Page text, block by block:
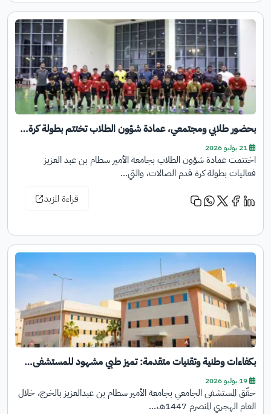
بحضور طلابي ومجتمعي، عمادة شؤون الطلاب تختتم بطولة كرة…
21 يوليو 2026
اختتمت عمادة شؤون الطلاب بجامعة الأمير سطام بن عبد العزيز
فعاليات بطولة كرة قدم الصالات، والتي…
قراءة المزيد
بكفاءات وطنية وتقنيات متقدمة: تميز طبي مشهود للمستشفى…
19 يوليو 2026
حقّق المستشفى الجامعي بجامعة الأمير سطام بن عبدالعزيز بالخرج، خلال
العام الهجري المنصرم 1447هـ،…